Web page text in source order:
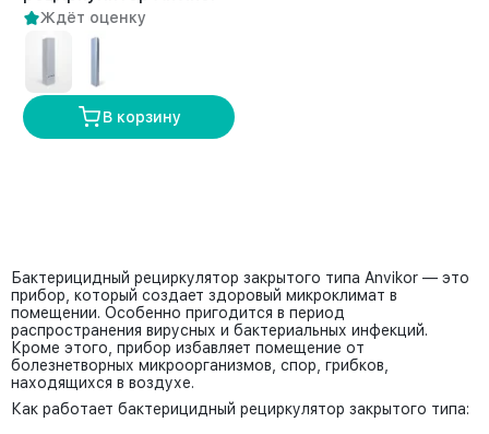
AVK-40 (50 м2)
Ждёт оценку
В корзину
Бактерицидный рециркулятор закрытого типа Anvikor — это
прибор, который создает здоровый микроклимат в
помещении. Особенно пригодится в период
распространения вирусных и бактериальных инфекций.
Кроме этого, прибор избавляет помещение от
болезнетворных микроорганизмов, спор, грибков,
находящихся в воздухе.
Как работает бактерицидный рециркулятор закрытого типа: